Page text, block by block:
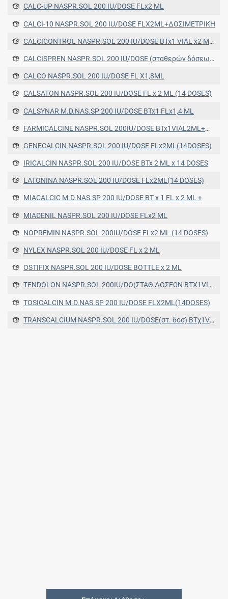
CALC-UP NASPR.SOL 200 IU/DOSE FLx2 ML
CALCI-10 NASPR.SOL 200 IU/DOSE FLX2ML+ΔΟΣΙΜΕΤΡΙΚΗ
CALCICONTROL NASPR.SOL 200 IU/DOSE BTx1 VIAL x2 ML+
CALCISPREN NASPR.SOL 200 IU/DOSE (σταθερών δόσεων) FLx2 ML (14 DOSES)+
CALCO NASPR.SOL 200 IU/DOSE FL X1,8ML
CALSATON NASPR.SOL 200 IU/DOSE FL x 2 ML (14 DOSES)
CALSYNAR M.D.NAS.SP 200 IU/DOSE BTx1 FLx1,4 ML
FARMICALCINE NASPR.SOL 200IU/DOSE BTx1VIAL2ML+M.PUMP
GENECALCIN NASPR.SOL 200 IU/DOSE FLx2ML(14DOSES)
IRICALCIN NASPR.SOL 200 IU/DOSE BTx 2 ML x 14 DOSES
LATONINA NASPR.SOL 200 IU/DOSE FLx2ML(14 DOSES)
MIACALCIC M.D.NAS.SP 200 IU/DOSE BT x 1 FL x 2 ML +
MIADENIL NASPR.SOL 200 IU/DOSE FLx2 ML
NOPREMIN NASPR.SOL 200IU/DOSE FLx2 ML (14 DOSES)
NYLEX NASPR.SOL 200 IU/DOSE FL x 2 ML
OSTIFIX NASPR.SOL 200 IU/DOSE BOTTLE x 2 ML
TENDOLON NASPR.SOL 200IU/DO(ΣΤΑΘ.ΔΟΣΕΩΝ BTX1VIALX2ML(14DOSES
TOSICALCIN M.D.NAS.SP 200 IU/DOSE FLX2ML(14DOSES)
TRANSCALCIUM NASPR.SOL 200 IU/DOSE(στ. δοσ) BTχ1VIALχ2ML